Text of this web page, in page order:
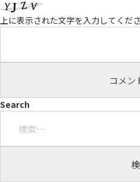
上に表示された文字を入力してくださ
Search